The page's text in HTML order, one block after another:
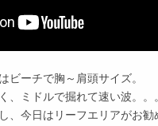
ビーチで胸～肩頭サイズ。
、ミドルで掘れて速い波。。。
、今日はリーフエリアがお勧